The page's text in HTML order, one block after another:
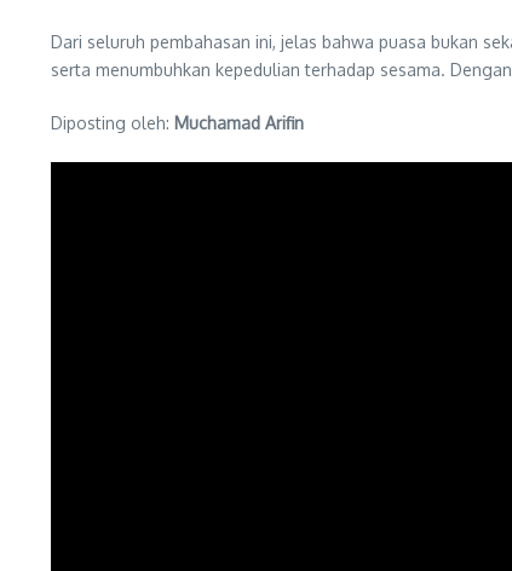
Dari seluruh pembahasan ini, jelas bahwa puasa bukan
serta menumbuhkan kepedulian terhadap sesama.
Diposting oleh: Muchamad Arifin